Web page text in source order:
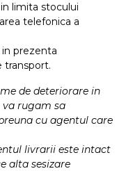
limita stocului
telefonica a
prezenta
transport.
de deteriorare in
va rugam sa
cu agentul care
livrarii este intact
alta sesizare